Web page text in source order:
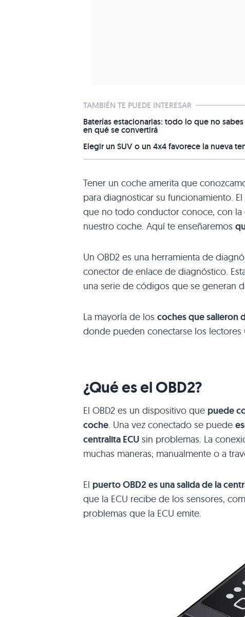
TAMBIÉN TE PUEDE INTERESAR
Baterías estacionarias: todo lo que no
en qué se convertirá
Elegir un SUV o un 4x4 favorece la nueva
Tener un coche amerita que
para diagnosticar su funcionamiento.
que no todo conductor conoce, con
nuestro coche. Aquí te enseñaremos
Un OBD2 es una herramienta de
conector de enlace de diagnóstico.
una serie de códigos que se generan
La mayoría de los coches que salieron
donde pueden conectarse los lectores
¿Qué es el OBD2?
El OBD2 es un dispositivo que puede
coche. Una vez conectado se puede
centralita ECU sin problemas. La
muchas maneras; manualmente o a
El puerto OBD2 es una salida de la
que la ECU recibe de los sensores,
problemas que la ECU emite.